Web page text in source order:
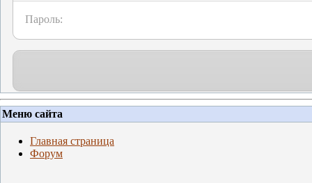
Пароль:
Меню сайта
Главная страница
Форум